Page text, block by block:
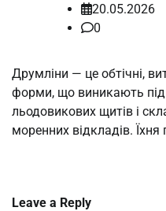
20.05.2026
0
Друмліни — це обтічні,
форми, що виникають
льодовикових щитів і
моренних відкладів.
Leave a Reply